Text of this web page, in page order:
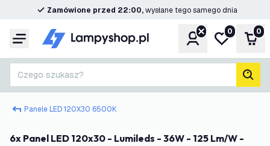
Zamówione przed 22:00,wysłane tego samego dnia
Menu KontoMoja lista
0 0
Czego szukasz?
Panele LED 120X30 6500K
6x Panel LED 120x30 - Lumileds - 36W - 125 Lm/W -